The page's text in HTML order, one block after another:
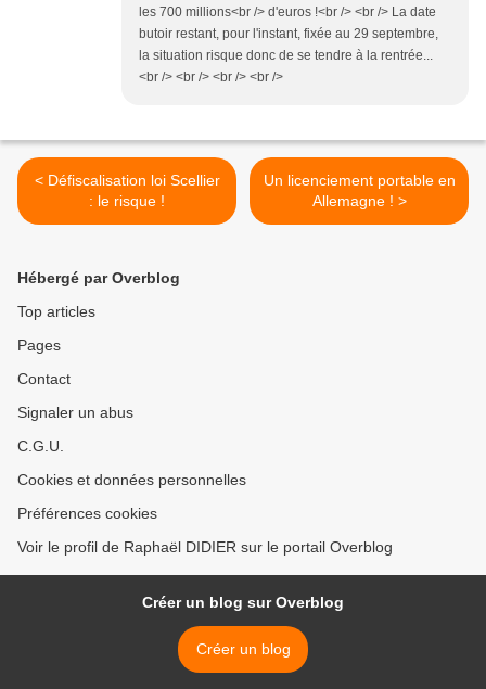
les 700 millions<br /> d'euros !<br /> <br /> La date
butoir restant, pour l'instant, fixée au 29 septembre,
la situation risque donc de se tendre à la rentrée...
<br /> <br /> <br /> <br />
< Défiscalisation loi Scellier
: le risque !
Un licenciement portable en
Allemagne ! >
Hébergé par Overblog
Top articles
Pages
Contact
Signaler un abus
C.G.U.
Cookies et données personnelles
Préférences cookies
Voir le profil de Raphaël DIDIER sur le portail Overblog
Créer un blog sur Overblog
Créer un blog